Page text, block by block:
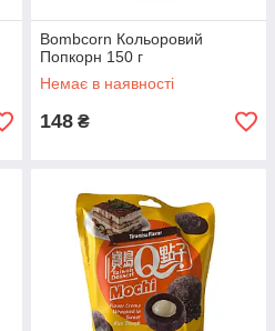
Bombcorn Кольоровий
Попкорн 150 г
Немає в наявності
148 ₴